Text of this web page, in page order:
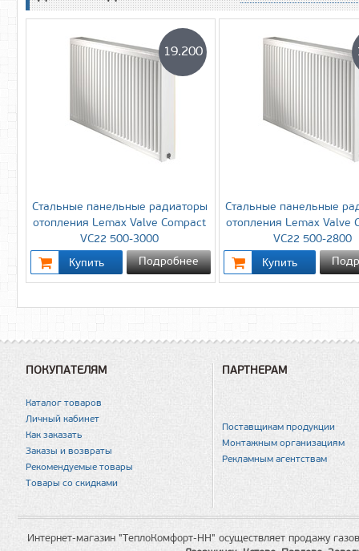
Стальные панельные радиаторы
отопления Lemax Valve Compact
VC22 500-3000
19.200
Подробнее
Стальные панельные
отопления Lemax Valve
VC22 500-2800
ПОКУПАТЕЛЯМ
Каталог товаров
Личный кабинет
Как заказать
Заказы и возвраты
Рекомендуемые товары
Товары со скидками
ПАРТНЕРАМ
Поставщикам продукции
Монтажным организациям
Рекламным агентствам
Интернет-магазин "ТеплоКомфорт-НН" осуществляет продажу